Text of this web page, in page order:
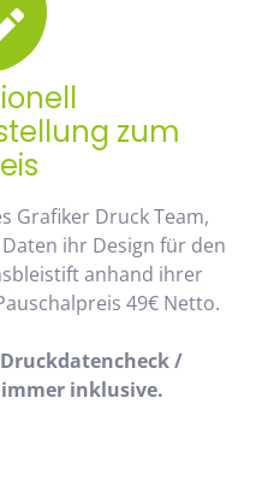
zum
Grafiker Druck Team,
ihr Design für den
anhand ihrer
49€ Netto.
/
inklusive.